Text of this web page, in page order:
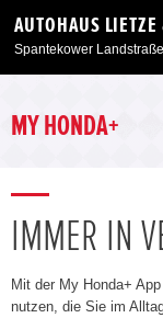
AUTOHAUS
Angebote
Service & Zubehör
MY HONDA+
IMMER IN
Mit der My Honda+
nutzen, die Sie im